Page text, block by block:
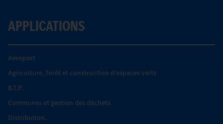
APPLICATIONS
Aéroport
Agriculture, forêt et construction d'espaces verts
B.T.P.
Communes et gestion des déchets
Distribution.